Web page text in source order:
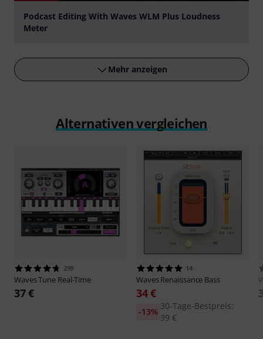
Podcast Editing With Waves WLM Plus Loudness
Meter
Mehr anzeigen
Alternativen vergleichen
299
WavesTune Real-Time
37 €
14
WavesRenaissance Bass
34 €
30-Tage-Bestpreis:
39 €
-13%